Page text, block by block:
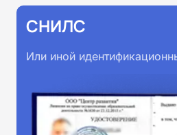
СНИЛС
Или иной